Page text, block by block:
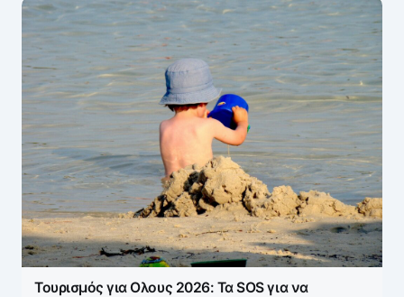
Τουρισμός για Ολους 2026: Τα SOS για να